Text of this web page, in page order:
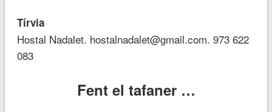
Tírvia
Hostal Nadalet. hostalnadalet@gmail.com. 973 622
083
Fent el tafaner …